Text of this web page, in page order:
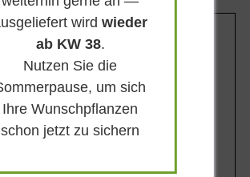
Db.
Wuchsendhöhe
5 - 8 m
Belaubung
Immergrün
Blatt- / Nadelfarbe
Silberblau
Braunrot
wirdwieder
ab KW 38.
Nutzen Sie die
um sich
Ihre Wunschpflanzen
schon jetzt zu sichern